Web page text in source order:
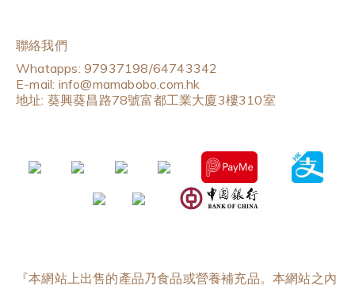
聯絡我們
Whatapps: 97937198/64743342
E-mail: info@mamabobo.com.hk
地址: 葵興葵昌路78號富都工業大廈3樓310室
『本網站上出售的產品乃食品或營養補充品。本網站之內